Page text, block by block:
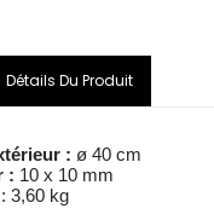
Détails Du Produit
: ø 40 cm
: 10 x 10 mm
: 3,60 kg